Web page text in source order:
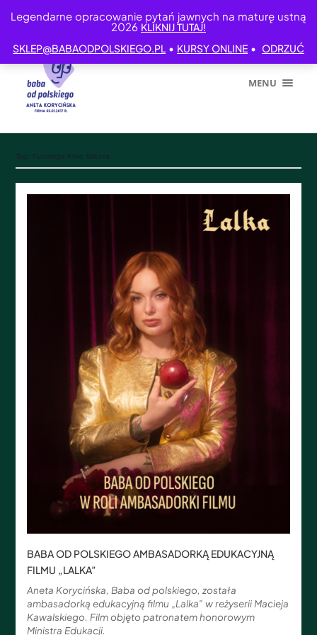
Legendarne opracowanie pytań jawnych na maturę ustną
2026 KLIKNIJ TUTAJ!
SKLEP@BABAODPOLSKIEGO.PL • KURSY ONLINE • ODRZUĆ
MENU
BABA OD POLSKIEGO AMBASADORKĄ EDUKACYJNĄ
FILMU „LALKA”
Aneta Korycińska, Baba od polskiego, została
ambasadorką edukacyjną filmu „Lalka” w reżyserii Macieja
Kawalskiego. Film objęto patronatem honorowym
Ministra Edukacji.